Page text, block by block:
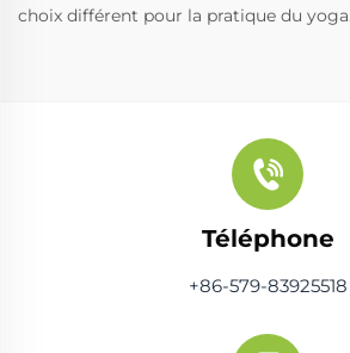
choix différent pour la pratique du yoga.
Téléphone
+86-579-83925518